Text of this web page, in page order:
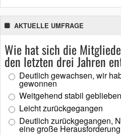
AKTUELLE UMFRAGE
Wie hat sich die
den letzten drei Jahren
Deutlich gewachsen, wir
gewonnen
Weitgehend stabil geblieben
Leicht zurückgegangen
Deutlich zurückgegangen,
eine große Herausforderung